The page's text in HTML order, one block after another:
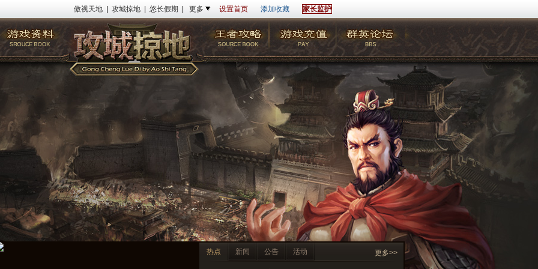
傲视天地 攻城掠地 悠长假期 更多 设置首页 添加收藏 家长监护
热点 新闻 公告 活动 更多>>